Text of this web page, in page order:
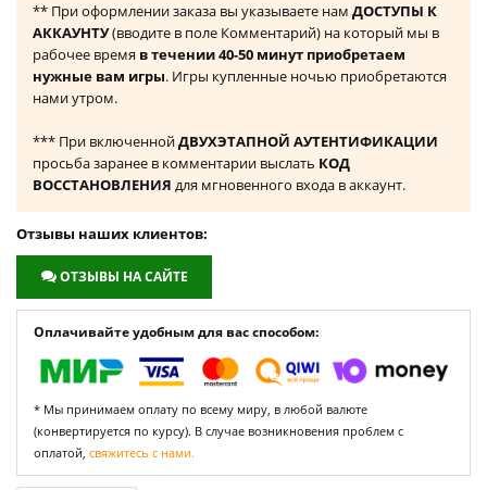
** При оформлении заказа вы указываете нам ДОСТУПЫ К
АККАУНТУ(вводите в поле Комментарий) на который мы в
рабочее время в течении 40-50 минут приобретаем
нужные вам игры. Игры купленные ночью приобретаются
нами утром.
*** При включеннойДВУХЭТАПНОЙ АУТЕНТИФИКАЦИИ
просьба заранее в комментарии выслать КОД
ВОССТАНОВЛЕНИЯ для мгновенного входа в аккаунт.
Отзывы наших клиентов:
ОТЗЫВЫ НА САЙТЕ
Оплачивайте удобным для вас способом:
* Мы принимаем оплату по всему миру, в любой валюте
(конвертируется по курсу). В случае возникновения проблем с
оплатой, свяжитесь с нами.